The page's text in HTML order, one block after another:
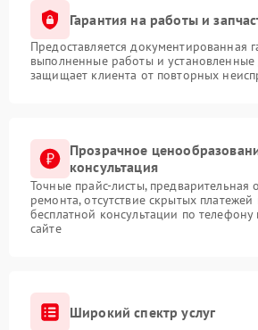
Гарантия на работы и
Предоставляется документированная
выполненные работы и установленные
защищает клиента от повторных
Прозрачное
консультация
Точные прайс-листы, предварительная
ремонта, отсутствие скрытых
бесплатной консультации по
сайте
Широкий спектр услуг